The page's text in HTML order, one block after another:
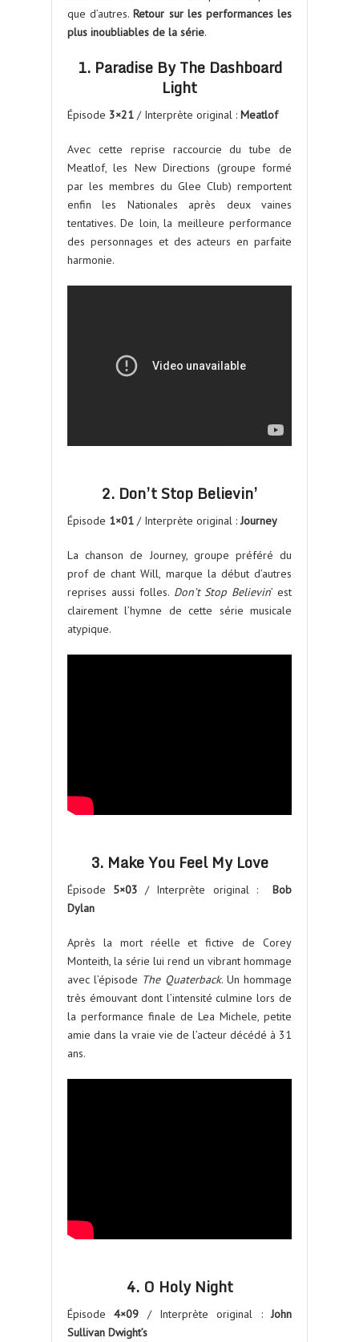
que d’autres.Retour sur les performances les
plus inoubliables de la série.
1. Paradise By The Dashboard
Light
Épisode 3×21 / Interprète original : Meatlof
Avec cette reprise raccourcie du tube de
Meatlof, les New Directions (groupe formé
par les membres du Glee Club) remportent
enfin les Nationales après deux vaines
tentatives. De loin, la meilleure performance
des personnages et des acteurs en parfaite
harmonie.
2. Don’t Stop Believin’
Épisode 1×01 / Interprète original :Journey
La chanson de Journey, groupe préféré du
prof de chant Will, marque la début d’autres
reprises aussi folles. Don’t Stop Believin’ est
clairement l’hymne de cette série musicale
atypique.
3. Make You Feel My Love
Épisode 5×03 / Interprète original :Bob
Dylan
Après la mort réelle et fictive de Corey
Monteith, la série lui rend un vibrant hommage
avec l’épisode The Quaterback. Un hommage
très émouvant dont l’intensité culmine lors de
la performance finale de Lea Michele, petite
amie dans la vraie vie de l’acteur décédé à 31
ans.
4. O Holy Night
Épisode 4×09 / Interprète original :John
Sullivan Dwight’s